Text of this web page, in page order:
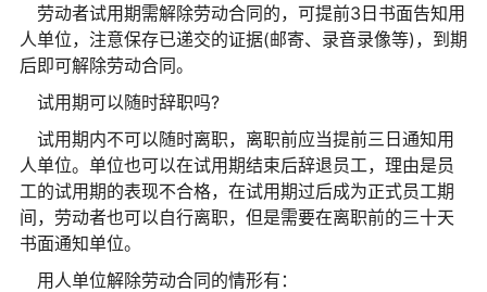
劳动者试用期需解除劳动合同的，可提前3日书面告知用
人单位，注意保存已递交的证据(邮寄、录音录像等)，到期
后即可解除劳动合同。
试用期可以随时辞职吗?
试用期内不可以随时离职，离职前应当提前三日通知用
人单位。单位也可以在试用期结束后辞退员工，理由是员
工的试用期的表现不合格，在试用期过后成为正式员工期
间，劳动者也可以自行离职，但是需要在离职前的三十天
书面通知单位。
用人单位解除劳动合同的情形有：